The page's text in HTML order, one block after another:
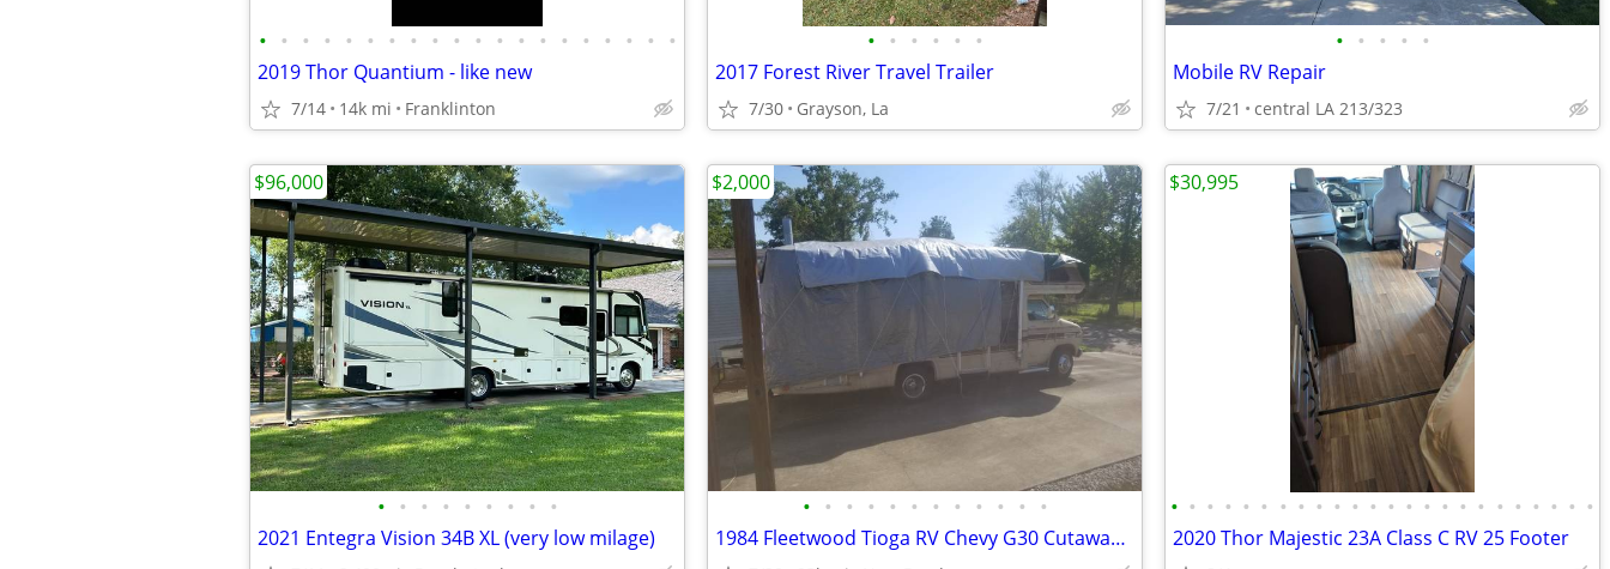
• • • • • • • • • • • • • • • • • • • •
2019 Thor Quantium - like new
7/14 14k mi Franklinton
• • • • • •
2017 Forest River Travel Trailer
7/30 Grayson, La
• • • • •
Mobile RV Repair
7/21 central LA 213/323
• • • • • • • • •
2021 Entegra Vision 34B XL (very low milage)
$96,000
• • • • • • • • • • • •
1984 Fleetwood Tioga RV Chevy G30 Cutaway 93K miles
$2,000
• • • • • • • • • • • • • • • • • • • • • • • •
2020 Thor Majestic 23A Class C RV 25 Footer
$30,995